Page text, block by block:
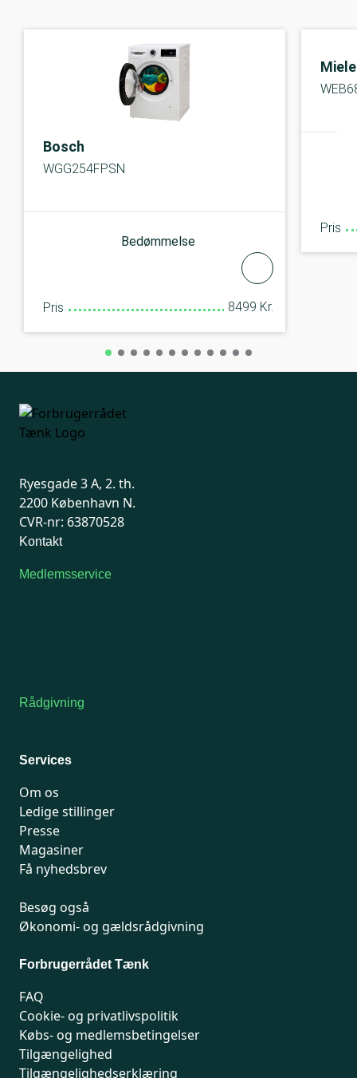
Bosch
WGG254FPSN
Bedømmelse
Pris 8499 Kr.
Miele
Pris
Ryesgade 3 A, 2. th.
2200 København N.
CVR-nr: 63870528
Kontakt
Medlemsservice
Rådgivning
Services
Om os
Ledige stillinger
Presse
Magasiner
Få nyhedsbrev
Besøg også
Økonomi- og gældsrådgivning
Forbrugerrådet Tænk
FAQ
Cookie- og privatlivspolitik
Købs- og medlemsbetingelser
Tilgængelighed
Tilgængelighedserklæring